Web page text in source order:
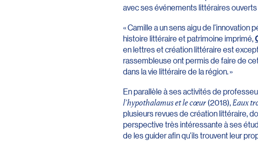
avec ses événements littéraires ouverts
« Camille a un sens aigu de
histoire littéraire et patrimoine imprimé,
en lettres et création littéraire est
rassembleuse ont permis de faire de
dans la vie littéraire de la région. »
En parallèle à ses activités de
l’hypothalamus et le cœur(2018),Eaux
plusieurs revues de création littéraire,
perspective très intéressante à ses
de les guider afin qu’ils trouvent leur